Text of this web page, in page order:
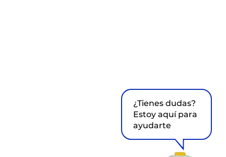
¿Tienes dudas?
Estoy aquí para
ayudarte